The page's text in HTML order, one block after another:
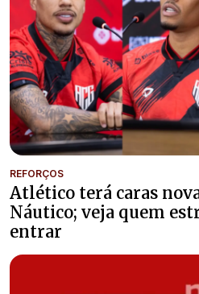
REFORÇOS
Atlético terá caras
Náutico; veja quem
entrar